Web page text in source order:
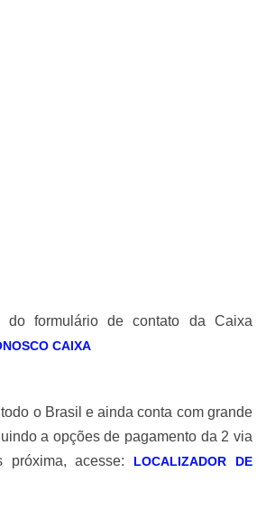
do formulário de contato da Caixa
CAIXA
o Brasil e ainda conta com grande
a opções de pagamento da 2 via
próxima, acesse: LOCALIZADOR DE